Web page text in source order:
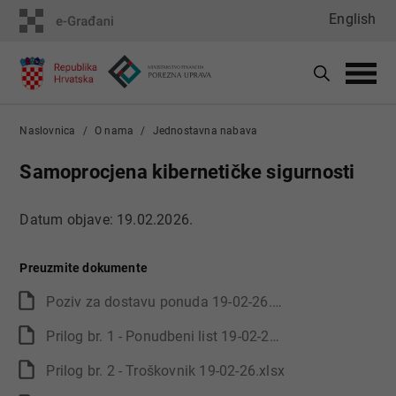
English
Naslovnica O nama Jednostavna nabava
Samoprocjena kibernetičke sigurnosti
Datum objave: 19.02.2026.
Preuzmite dokumente
Poziv za dostavu ponuda 19-02-26.docx
Prilog br. 1 - Ponudbeni list 19-02-26.docx
Prilog br. 2 - Troškovnik 19-02-26.xlsx